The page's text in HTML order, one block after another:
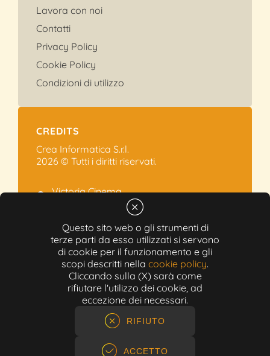
Questo sito web o gli strumenti di
terze parti da esso utilizzati si servono
di cookie per il funzionamento e gli
scopi descritti nella cookie policy.
Cliccando sulla (X) sarà come
rifiutare l'utilizzo dei cookie, ad
eccezione dei necessari.
RIFIUTO
ACCETTO
Lavora con noi
Contatti
Privacy Policy
Cookie Policy
Condizioni di utilizzo
CREDITS
Crea Informatica S.r.l.
2026 © Tutti i diritti riservati.
Victoria Cinema
Via Ramelli, 101 - Modena
+39 059.454622
info@victoriacinema.it
Partita IVA: 02603471208
N-REA: 452611
Capitale sociale: 300.000,00€